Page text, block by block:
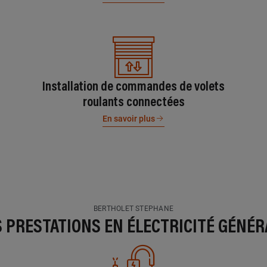
Installation de commandes de volets
roulants connectées
En savoir plus
BERTHOLET STEPHANE
PRESTATIONS EN ÉLECTRICITÉ